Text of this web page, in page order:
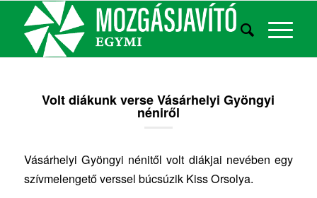
Volt diákunk verse Vásárhelyi Gyöngyi
néniről
Vásárhelyi Gyöngyi nénitől volt diákjai nevében egy
szívmelengető verssel búcsúzik Kiss Orsolya.